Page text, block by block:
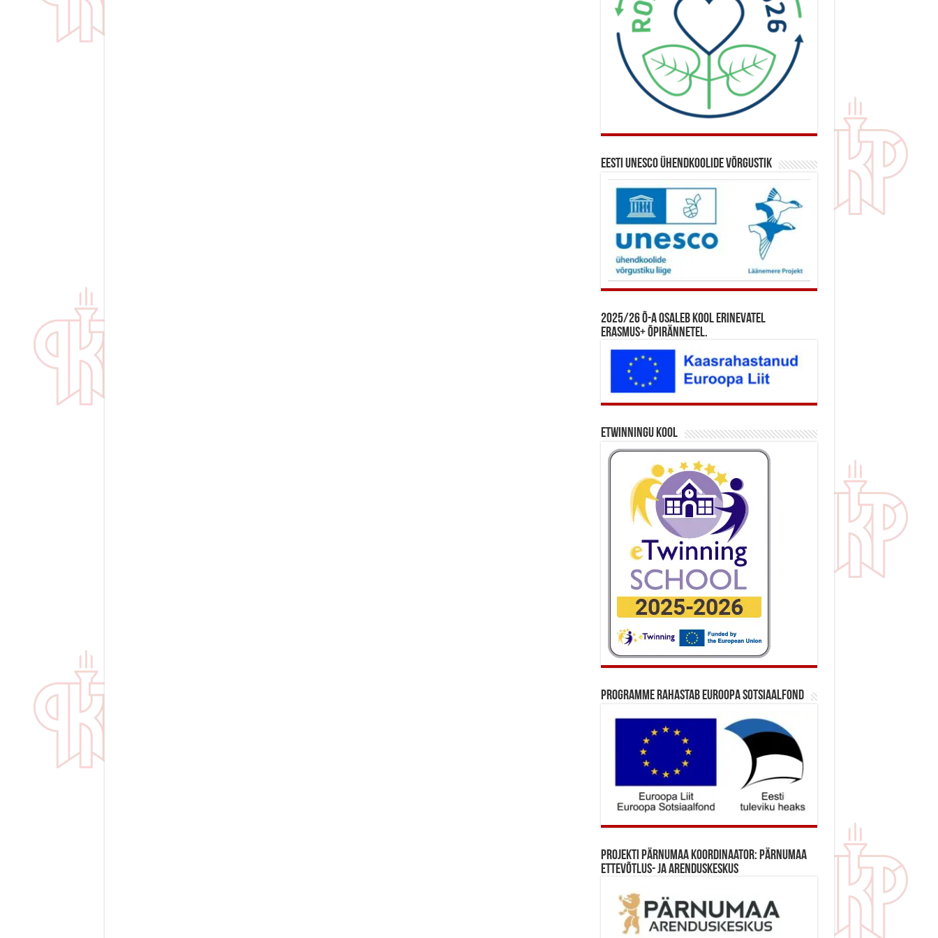
Eesti UNESCO ühendkoolide võrgustik
2025/26 õ-a osaleb kool erinevatel
Erasmus+ õpirännetel.
eTwinningu kool
Programme rahastab Euroopa Sotsiaalfond
Projekti Pärnumaa koordinaator: Pärnumaa
Ettevõtlus- ja Arenduskeskus